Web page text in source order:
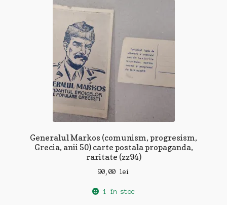
Generalul Markos (comunism, progresism,
Grecia, anii 50) carte postala propaganda,
raritate (zz94)
90,00 lei
1 în stoc